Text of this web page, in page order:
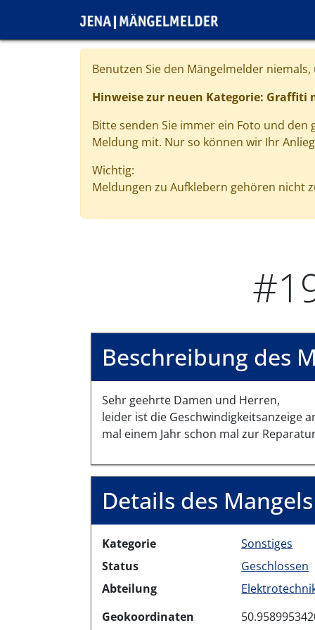
Benutzen Sie den Mängelmelder
Hinweise zur neuen Kategorie: Graffiti
Bitte senden Sie immer ein Foto und
Meldung mit. Nur so können wir Ihr
Wichtig:
Meldungen zu Aufklebern gehören nicht
Beschreibung des
Sehr geehrte Damen und Herren,
leider ist die Geschwindigkeitsanzeige
mal einem Jahr schon mal zur
Details des Mangels
Kategorie
Sonstiges
Status
Geschlossen
Abteilung
Geokoordinaten